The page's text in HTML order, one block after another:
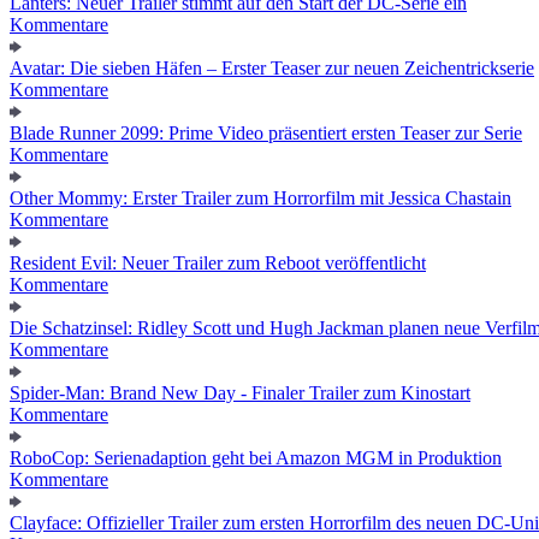
Kommentare
Avatar: Die sieben Häfen – Erster Teaser zur neuen Zeichentrickserie
Kommentare
Blade Runner 2099: Prime Video präsentiert ersten Teaser zur Serie
Kommentare
Other Mommy: Erster Trailer zum Horrorfilm mit Jessica Chastain
Kommentare
Resident Evil: Neuer Trailer zum Reboot veröffentlicht
Kommentare
Die Schatzinsel: Ridley Scott und Hugh Jackman planen neue
Kommentare
Spider-Man: Brand New Day - Finaler Trailer zum Kinostart
Kommentare
RoboCop: Serienadaption geht bei Amazon MGM in Produktion
Kommentare
Clayface: Offizieller Trailer zum ersten Horrorfilm des neuen DC-